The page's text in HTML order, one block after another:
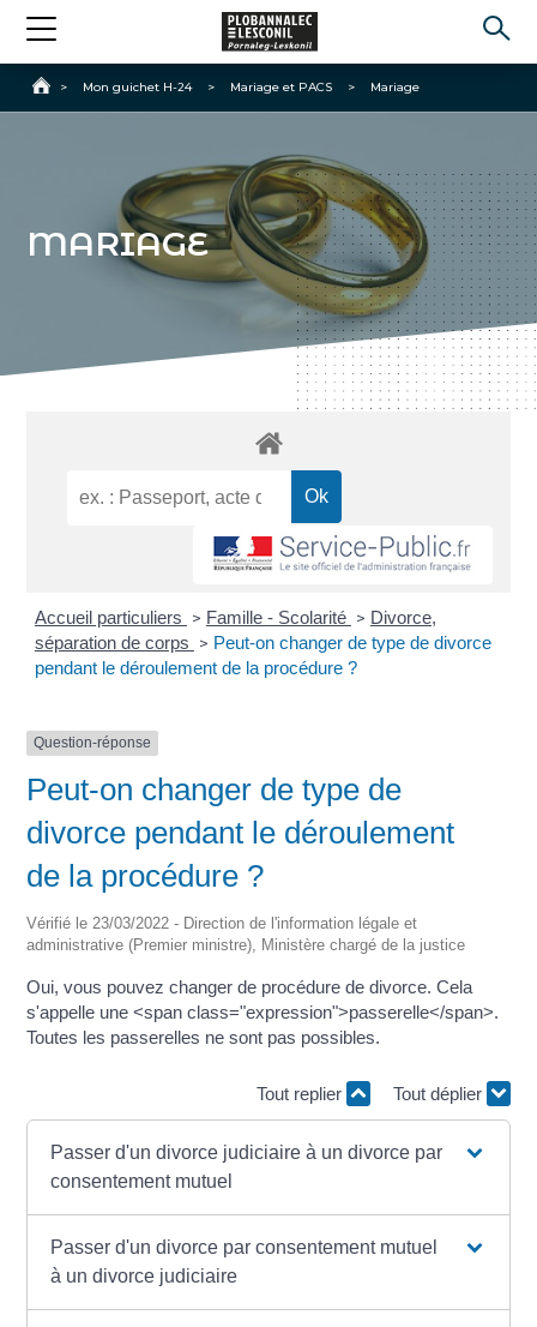
Accueil
> Mon guichet H-24 > Mariage et PACS > Mariage
MARIAGE
Accueil particuliers > Famille - Scolarité > Divorce,
séparation de corps
> Peut-on changer de type de divorce
pendant le déroulement de la procédure ?
Question-réponse
Peut-on changer de type de
divorce pendant le déroulement
de la procédure ?
Vérifié le 23/03/2022 - Direction de l'information légale et
administrative (Premier ministre), Ministère chargé de la justice
Oui, vous pouvez changer de procédure de divorce. Cela
s'appelle une <span class="expression">passerelle</span>.
Toutes les passerelles ne sont pas possibles.
Tout replier Tout déplier
Passer d'un divorce judiciaire à un divorce par
consentement mutuel
Passer d'un divorce par consentement mutuel
à un divorce judiciaire